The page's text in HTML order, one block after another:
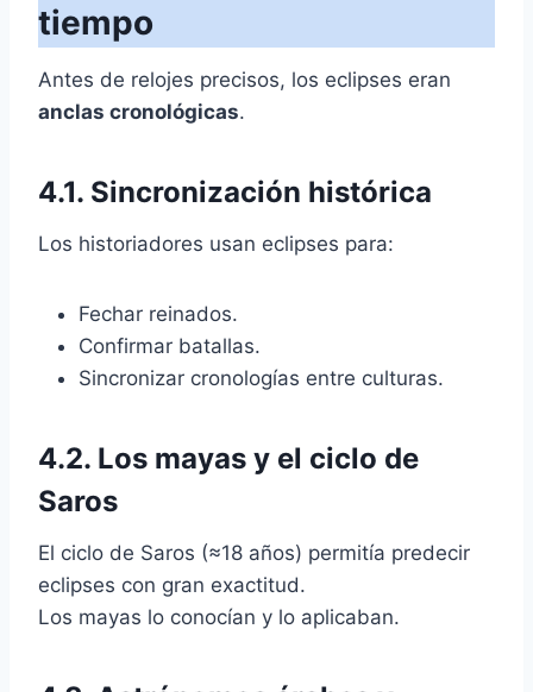
tiempo
Antes de relojes precisos, los eclipses eran
anclas cronológicas.
4.1. Sincronización histórica
Los historiadores usan eclipses para:
Fechar reinados.
Confirmar batallas.
Sincronizar cronologías entre culturas.
4.2. Los mayas y el ciclo de
Saros
El ciclo de Saros (≈18 años) permitía predecir
eclipses con gran exactitud.
Los mayas lo conocían y lo aplicaban.